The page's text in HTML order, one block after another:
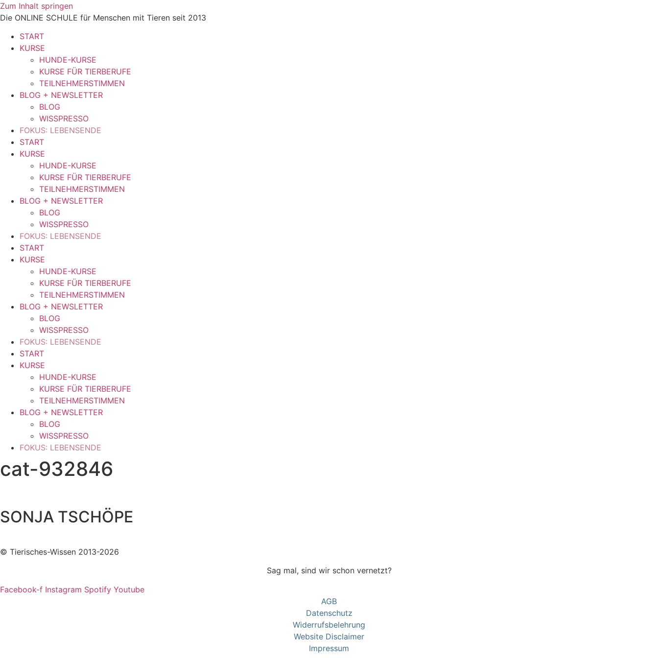
Zum Inhalt springen
Die ONLINE SCHULE für Menschen mit Tieren seit 2013
START
KURSE
HUNDE-KURSE
KURSE FÜR TIERBERUFE
TEILNEHMERSTIMMEN
BLOG + NEWSLETTER
BLOG
WISSPRESSO
FOKUS: LEBENSENDE
START
KURSE
HUNDE-KURSE
KURSE FÜR TIERBERUFE
TEILNEHMERSTIMMEN
BLOG + NEWSLETTER
BLOG
WISSPRESSO
FOKUS: LEBENSENDE
START
KURSE
HUNDE-KURSE
KURSE FÜR TIERBERUFE
TEILNEHMERSTIMMEN
BLOG + NEWSLETTER
BLOG
WISSPRESSO
FOKUS: LEBENSENDE
START
KURSE
HUNDE-KURSE
KURSE FÜR TIERBERUFE
TEILNEHMERSTIMMEN
BLOG + NEWSLETTER
BLOG
WISSPRESSO
FOKUS: LEBENSENDE
cat-932846
SONJA TSCHÖPE
© Tierisches-Wissen 2013-2026
Sag mal, sind wir schon vernetzt?
Facebook-f Instagram Spotify Youtube
AGB
Datenschutz
Widerrufsbelehrung
Website Disclaimer
Impressum